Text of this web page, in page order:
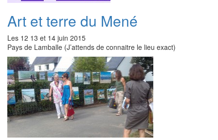
Art et terre du Mené
Les 12 13 et 14 juin 2015
Pays de Lamballe (J’attends de connaitre le lieu exact)